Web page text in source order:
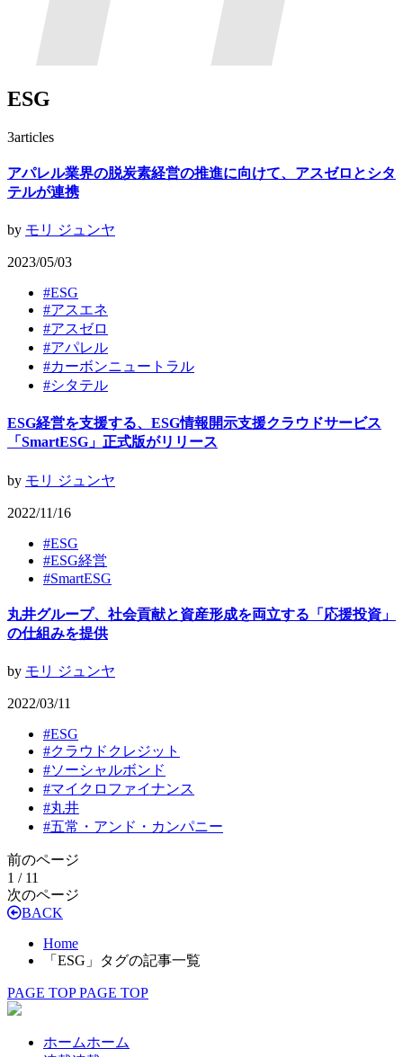
ESG
3articles
アパレル業界の脱炭素経営の推進に向けて、アスゼロとシタ
テルが連携
by モリ ジュンヤ
2023/05/03
#ESG
#アスエネ
#アスゼロ
#アパレル
#カーボンニュートラル
#シタテル
ESG経営を支援する、ESG情報開示支援クラウドサービス
「SmartESG」正式版がリリース
by モリ ジュンヤ
2022/11/16
#ESG
#ESG経営
#SmartESG
丸井グループ、社会貢献と資産形成を両立する「応援投資」
の仕組みを提供
by モリ ジュンヤ
2022/03/11
#ESG
#クラウドクレジット
#ソーシャルボンド
#マイクロファイナンス
#丸井
#五常・アンド・カンパニー
前のページ
1 / 11
次のページ
BACK
Home
「ESG」タグの記事一覧
PAGE TOP PAGE TOP
ホームホーム